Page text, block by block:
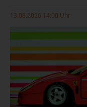
13.08.2026 14:00 Uhr